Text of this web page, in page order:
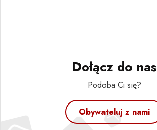
Dołącz do nas
Podoba Ci się?
Obywateluj z nami